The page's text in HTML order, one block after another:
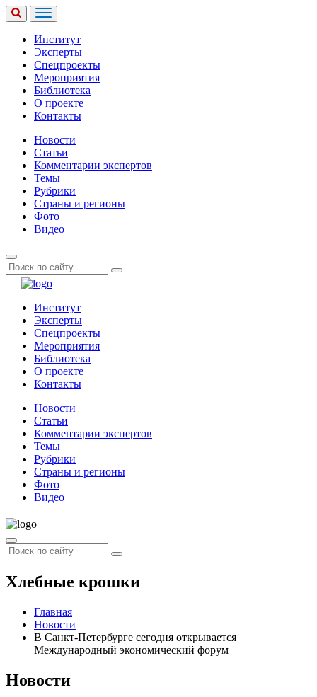
Институт
Эксперты
Спецпроекты
Мероприятия
Библиотека
О проекте
Контакты
Новости
Статьи
Комментарии экспертов
Темы
Рубрики
Страны и регионы
Фото
Видео
Институт
Эксперты
Спецпроекты
Мероприятия
Библиотека
О проекте
Контакты
Новости
Статьи
Комментарии экспертов
Темы
Рубрики
Страны и регионы
Фото
Видео
Хлебные крошки
Главная
Новости
В Санкт-Петербурге сегодня открывается
Международный экономический форум
Новости